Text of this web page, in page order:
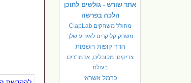
אתר שורש - גולשים לתוכן
הלכה בפרשה
מחולל משחקים ClapLab
משחק קליקרים לאירוע שלך
הדר קופות רושמות
צדיקים, מקובלים, אדמו"רים
בעולם
כרמל אשראי